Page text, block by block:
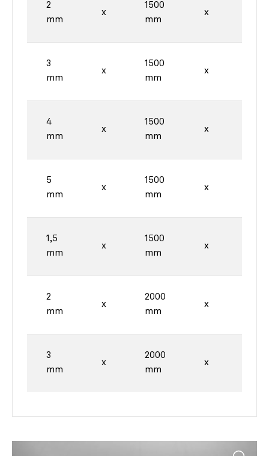
2
mm
x
1500
mm
x
3
mm
x
1500
mm
x
4
mm
x
1500
mm
x
5
mm
x
1500
mm
x
1,5
mm
x
1500
mm
x
2
mm
x
2000
mm
x
3
mm
x
2000
mm
x